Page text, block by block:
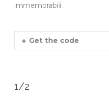
immemorabili.
Get the code
1/2